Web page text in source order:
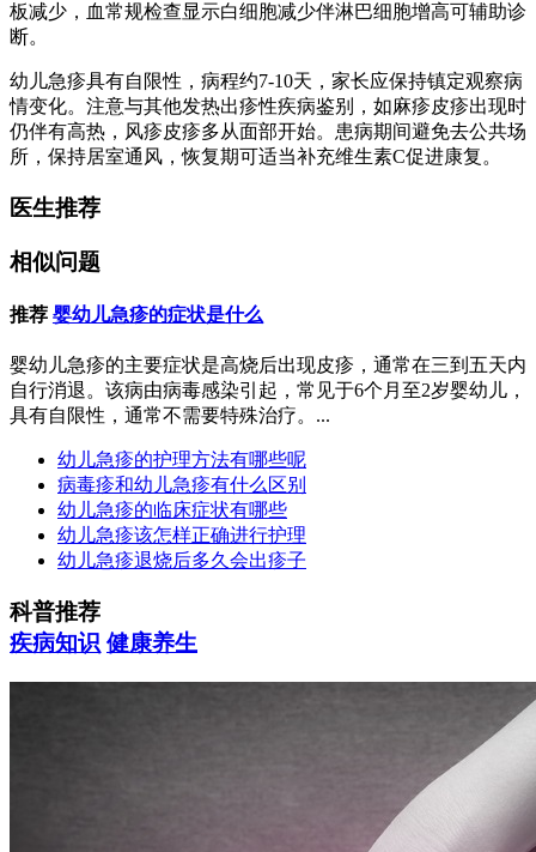
板减少，血常规检查显示白细胞减少伴淋巴细胞增高可辅助诊
断。
幼儿急疹具有自限性，病程约7-10天，家长应保持镇定观察病
情变化。注意与其他发热出疹性疾病鉴别，如麻疹皮疹出现时
仍伴有高热，风疹皮疹多从面部开始。患病期间避免去公共场
所，保持居室通风，恢复期可适当补充维生素C促进康复。
医生推荐
相似问题
推荐 婴幼儿急疹的症状是什么
婴幼儿急疹的主要症状是高烧后出现皮疹，通常在三到五天内
自行消退。该病由病毒感染引起，常见于6个月至2岁婴幼儿，
具有自限性，通常不需要特殊治疗。...
幼儿急疹的护理方法有哪些呢
病毒疹和幼儿急疹有什么区别
幼儿急疹的临床症状有哪些
幼儿急疹该怎样正确进行护理
幼儿急疹退烧后多久会出疹子
科普推荐
疾病知识 健康养生